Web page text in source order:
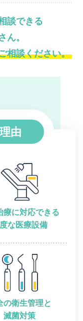
談できる
ん。
相談ください。
由
療に対応できる
な医療設備
の衛生管理と
滅菌対策